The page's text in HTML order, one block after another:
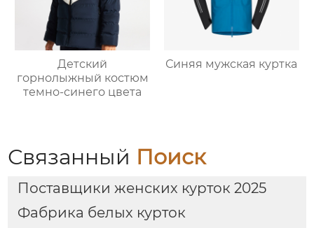
Детский
горнолыжный костюм
темно-синего цвета
Синяя мужская куртка
Связанный Поиск
Поставщики женских курток 2025
Фабрика белых курток